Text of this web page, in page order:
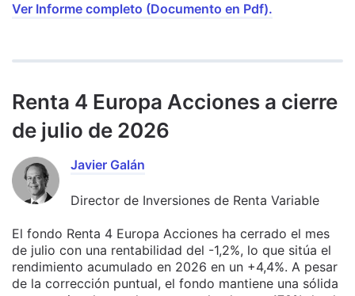
Ver Informe completo (Documento en Pdf).
Renta 4 Europa Acciones a cierre
de julio de 2026
Javier Galán
Director de Inversiones de Renta Variable
El fondo Renta 4 Europa Acciones ha cerrado el mes
de julio con una rentabilidad del -1,2%, lo que sitúa el
rendimiento acumulado en 2026 en un +4,4%. A pesar
de la corrección puntual, el fondo mantiene una sólida